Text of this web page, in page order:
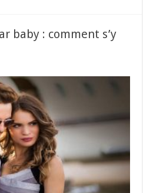
baby : comment s’y